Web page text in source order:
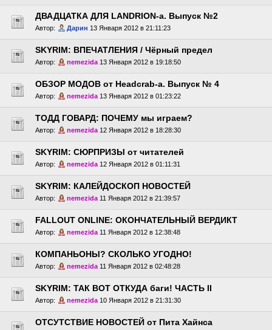
ДВАДЦАТКА ДЛЯ LANDRION-a. Выпуск №2
Автор: Дарин 13 Января 2012 в 21:11:23
SKYRIM: ВПЕЧАТЛЕНИЯ / Чёрный предел
Автор: nemezida 13 Января 2012 в 19:18:50
ОБЗОР МОДОВ от Headcrab-a. Выпуск № 4
Автор: nemezida 13 Января 2012 в 01:23:22
ТОДД ГОВАРД: ПОЧЕМУ мы играем?
Автор: nemezida 12 Января 2012 в 18:28:30
SKYRIM: СЮРПРИЗЫ от читателей
Автор: nemezida 12 Января 2012 в 01:11:31
SKYRIM: КАЛЕЙДОСКОП НОВОСТЕЙ
Автор: nemezida 11 Января 2012 в 21:39:57
FALLOUT ONLINE: ОКОНЧАТЕЛЬНЫЙ ВЕРДИКТ
Автор: nemezida 11 Января 2012 в 12:38:48
КОМПАНЬОНЫ? СКОЛЬКО УГОДНО!
Автор: nemezida 11 Января 2012 в 02:48:28
SKYRIM: ТАК ВОТ ОТКУДА баги! ЧАСТЬ II
Автор: nemezida 10 Января 2012 в 21:31:30
ОТСУТСТВИЕ НОВОСТЕЙ от Пита Хайнса